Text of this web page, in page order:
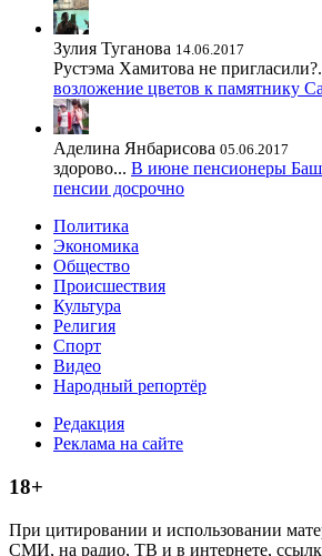
Зулия Туганова 14.06.2017
Рустэма Хамитова не
возложение цветов к памятнику
Аделина Янбарисова 05.06.2017
здорово... В июне пенсионеры
пенсии досрочно
Политика
Экономика
Общество
Происшествия
Культура
Религия
Спорт
Видео
Народный репортёр
Редакция
Реклама на сайте
18+
При цитировании и использовании
СМИ, на радио, ТВ и в интернете,